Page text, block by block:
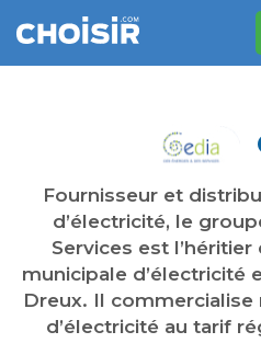
Fournisseur et
d’électricité, le
Services est l’héritier
municipale d’électricité
Dreux. Il
d’électricité au tarif